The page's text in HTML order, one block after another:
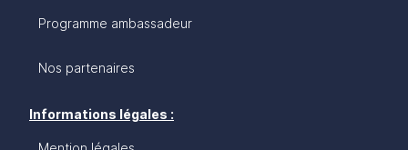
Programme ambassadeur
Nos partenaires
Informations légales :